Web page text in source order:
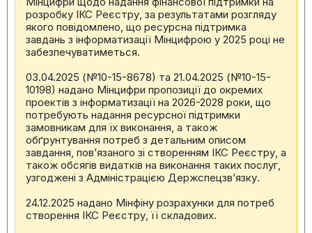
розробку ІКС Реєстру, за результатами розгляду
якого повідомлено, що ресурсна підтримка
завдань з інформатизації Мінцифрою у 2025 році не
забезпечуватиметься.
03.04.2025 (№10-15-8678) та 21.04.2025 (№10-15-
10198) надано Мінцифри пропозиції до окремих
проектів з інформатизації на 2026-2028 роки, що
потребують надання ресурсної підтримки
замовникам для їх виконання, а також
обґрунтування потреб з детальним описом
завдання, пов’язаного зі створенням ІКС Реєстру, а
також обсягів видатків на виконання таких послуг,
узгоджені з Адміністрацією Держспецзв’язку.
24.12.2025 надано Мінфіну розрахунки для потреб
створення ІКС Реєстру, її складових.